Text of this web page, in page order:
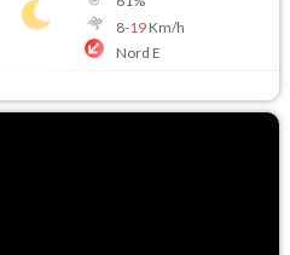
8-19Km/h
Nord E